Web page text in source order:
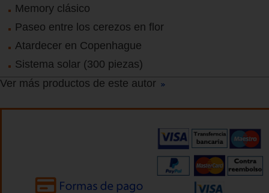
Memory clásico
Paseo entre los cerezos en flor
Atardecer en Copenhague
Sistema solar (300 piezas)
Ver más productos de este autor